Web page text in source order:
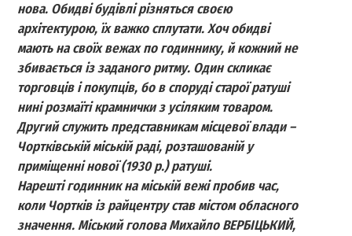
нова. Обидві будівлі різняться своєю
архітектурою, їх важко сплутати. Хоч обидві
мають на своїх вежах по годиннику, й кожний не
збивається із заданого ритму. Один скликає
торговців і покупців, бо в споруді старої ратуші
нині розмаїті крамнички з усіляким товаром.
Другий служить представникам місцевої влади –
Чортківській міській раді, розташованій у
приміщенні нової (1930 р.) ратуші.
Нарешті годинник на міській вежі пробив час,
коли Чортків із райцентру став містом обласного
значення. Міський голова Михайло ВЕРБІЦЬКИЙ,